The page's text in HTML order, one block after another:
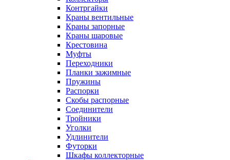
Контргайки
Краны вентильные
Краны запорные
Краны шаровые
Крестовина
Муфты
Переходники
Планки зажимные
Пружины
Распорки
Скобы распорные
Соединители
Тройники
Уголки
Удлинители
Футорки
Шкафы коллекторные